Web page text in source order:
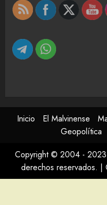
Inicio El Malvinense
Geopolítica
Copyright © 2004 -
derechos reservados. |